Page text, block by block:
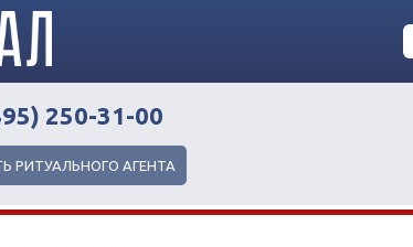
250-31-00
РИТУАЛЬНОГО АГЕНТА